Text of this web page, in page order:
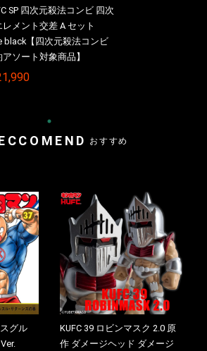
SP 四次元殺法コンビ 四次
レメント交差 A セット
black【四次元殺法コンビ
アソート対象商品】
おすすめ
グル
KUFC 39 ロビンマスク 2.0 原
作 ダメージヘッド ダメージ